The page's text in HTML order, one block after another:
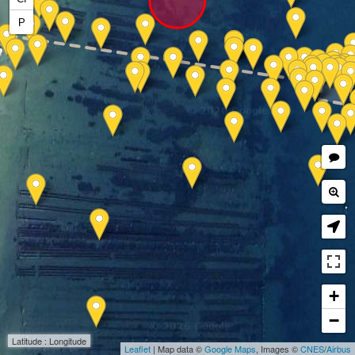
P
Latitude : Longitude
+
−
Leaflet | Map data ©Google Maps , Images ©CNES/Airbus